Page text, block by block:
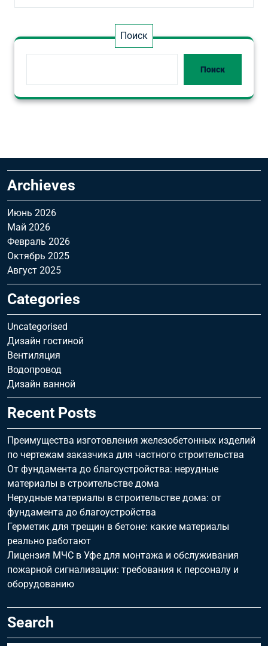
Поиск
Поиск
Archieves
Июнь 2026
Май 2026
Февраль 2026
Октябрь 2025
Август 2025
Categories
Uncategorised
Дизайн гостиной
Вентиляция
Водопровод
Дизайн ванной
Recent Posts
Преимущества изготовления железобетонных изделий
по чертежам заказчика для частного строительства
От фундамента до благоустройства: нерудные
материалы в строительстве дома
Нерудные материалы в строительстве дома: от
фундамента до благоустройства
Герметик для трещин в бетоне: какие материалы
реально работают
Лицензия МЧС в Уфе для монтажа и обслуживания
пожарной сигнализации: требования к персоналу и
оборудованию
Search